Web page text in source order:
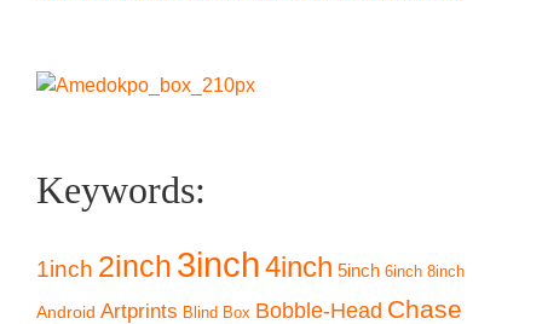
Keywords:
1inch 2inch 3inch4inch 5inch 6inch 8inch
Android Artprints Blind Box Bobble-Head Chase